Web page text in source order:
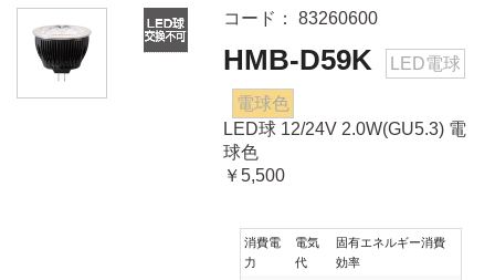
コード： 83260600
HMB-D59K LED電球
電球色
LED球 12/24V 2.0W(GU5.3) 電
球色
￥5,500
消費電
力
電気
代
固有エネルギー消費
効率